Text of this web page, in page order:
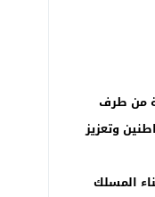
المبذولة من طرف
وتعزيز
المسلك